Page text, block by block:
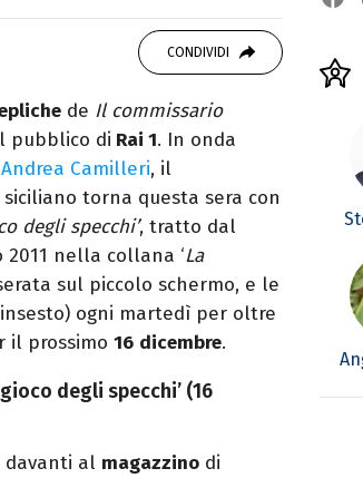
il mare e Il Libro
un romanzo di Zafon.
CONDIVIDI
de Il commissario
pubblico di Rai 1. In onda
Camilleri, il
torna questa sera con
degli specchi’, tratto dal
nella collana ‘La
sul piccolo schermo, e le
ogni martedì per oltre
il prossimo 16 dicembre.
degli specchi’ (16
davanti al magazzino di